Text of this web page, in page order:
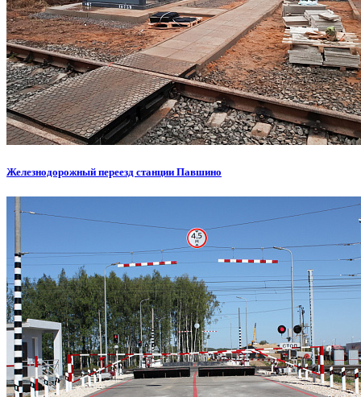
Железнодорожный переезд станции Павшино